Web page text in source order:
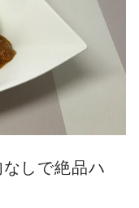
なしで絶品ハ